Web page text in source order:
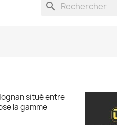
search
situé entre
la gamme